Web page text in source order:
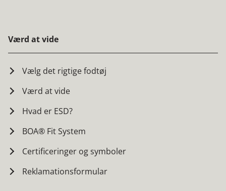
Værd at vide
Vælg det rigtige fodtøj
Værd at vide
Hvad er ESD?
BOA® Fit System
Certificeringer og symboler
Reklamationsformular